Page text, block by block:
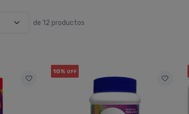
de 12 productos
10% OFF